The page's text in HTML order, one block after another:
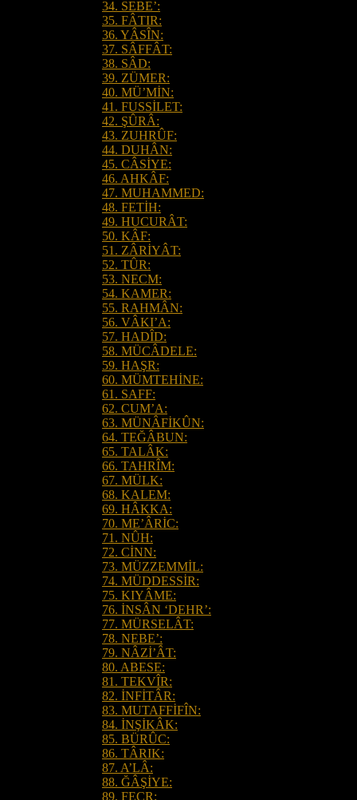
34. SEBE’:
35. FÂTIR:
36. YÂSÎN:
37. SÂFFÂT:
38. SÂD:
39. ZÜMER:
40. MÜ’MİN:
41. FUSSİLET:
42. ŞÛRÂ:
43. ZUHRÛF:
44. DUHÂN:
45. CÂSİYE:
46. AHKÂF:
47. MUHAMMED:
48. FETİH:
49. HUCURÂT:
50. KÂF:
51. ZÂRİYÂT:
52. TÛR:
53. NECM:
54. KAMER:
55. RAHMÂN:
56. VÂKI’A:
57. HADÎD:
58. MÜCÂDELE:
59. HAŞR:
60. MÜMTEHİNE:
61. SAFF:
62. CUM’A:
63. MÜNÂFİKÛN:
64. TEĞÂBUN:
65. TALÂK:
66. TAHRÎM:
67. MÜLK:
68. KALEM:
69. HÂKKA:
70. ME’ÂRİC:
71. NÛH:
72. CİNN:
73. MÜZZEMMİL:
74. MÜDDESSİR:
75. KIYÂME:
76. İNSÂN ‘DEHR’:
77. MÜRSELÂT:
78. NEBE’:
79. NÂZİ’ÂT:
80. ABESE:
81. TEKVÎR:
82. İNFİTÂR:
83. MUTAFFİFÎN:
84. İNŞİKÂK:
85. BÜRÛC:
86. TÂRIK:
87. A’LÂ:
88. ĞÂŞİYE:
89. FECR: